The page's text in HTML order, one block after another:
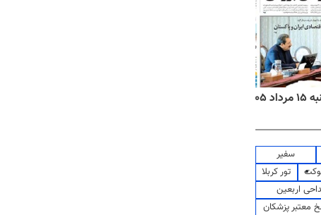
سفیر
تور کربلا
اربعین
معتبر پزشکان